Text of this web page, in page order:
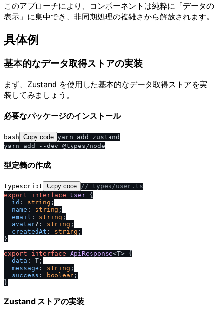
このアプローチにより、コンポーネントは純粋に「データの
表示」に集中でき、非同期処理の複雑さから解放されます。
具体例
基本的なデータ取得ストアの実装
まず、Zustand を使用した基本的なデータ取得ストアを実
装してみましょう。
必要なパッケージのインストール
bash Copy code yarn add zustand
型定義の作成
typescript Copy code / / types /user.ts
export
interface User {
id : string ;
name : string ;
email : string ;
avatar?: string ;
createdAt : string ;
}
export
interface ApiResponse<T> {
data : T;
message : string ;
success : boolean ;
Zustand ストアの実装